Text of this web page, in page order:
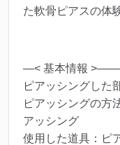
た軟骨ピアスの体
—< 基本情報
ピアッシングした
ピアッシングの方
アッシング
使用した道具：ピ